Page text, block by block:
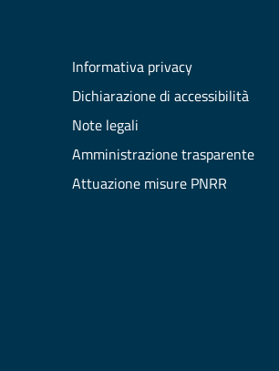
Informativa privacy
Dichiarazione di accessibilità
Note legali
Amministrazione trasparente
Attuazione misure PNRR